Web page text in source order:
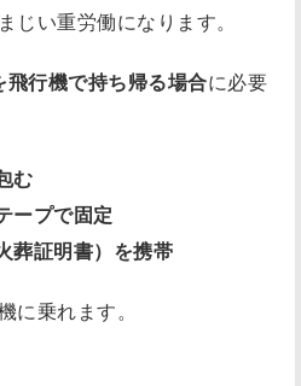
じい重労働になります。
行機で持ち帰る場合に必要
む
ープで固定
葬証明書）を携帯
に乗れます。